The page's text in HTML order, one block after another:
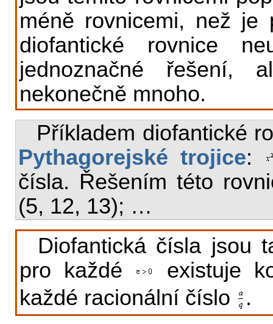
méně rovnicemi, než je
diofantické rovnice
jednoznačné řešení,
nekonečně mnoho.
Příkladem diofantické
Pythagorejské trojice:
čísla. Řešením této
(5, 12, 13); …
Diofantická čísla jsou
pro každé
existuje
každé racionální číslo
.